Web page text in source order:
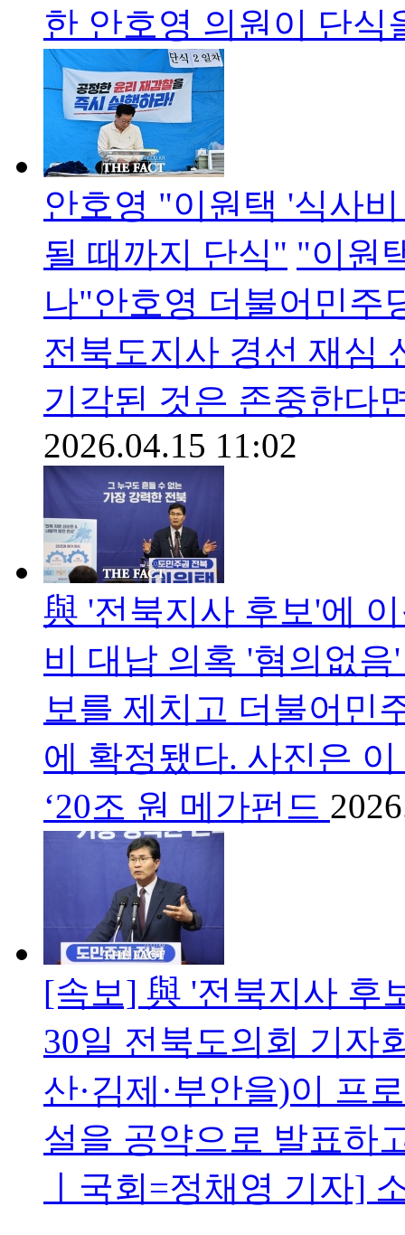
한 안호영 의원이 단
안호영 "이원택 '식사
될 때까지 단식" "이원
나"안호영 더불어민주
전북도지사 경선 재심
기각된 것은 존중한다
2026.04.15 11:02
與 '전북지사 후보'에
비 대납 의혹 '혐의없
보를 제치고 더불어민
에 확정됐다. 사진은
‘20조 원 메가펀드
[속보] 與 '전북지사 후
30일 전북도의회 기자
산·김제·부안을)이 프
설을 공약으로 발표하
ㅣ국회=정채영 기자]